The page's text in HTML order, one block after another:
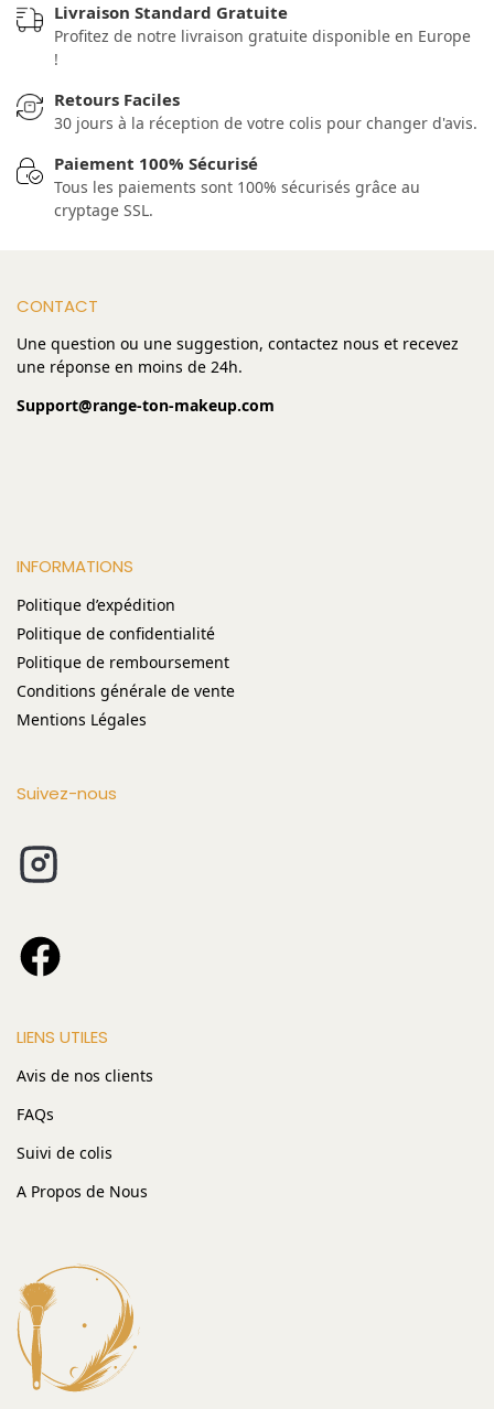
Livraison Standard Gratuite
Profitez de notre livraison gratuite disponible en Europe
!
Retours Faciles
30 jours à la réception de votre colis pour changer d'avis.
Paiement 100% Sécurisé
Tous les paiements sont 100% sécurisés grâce au
cryptage SSL.
CONTACT
Une question ou une suggestion, contactez nous et recevez
une réponse en moins de 24h.
Support@range-ton-makeup.com
INFORMATIONS
Politique d’expédition
Politique de confidentialité
Politique de remboursement
Conditions générale de vente
Mentions Légales
Suivez-nous
LIENS UTILES
Avis de nos clients
FAQs
Suivi de colis
A Propos de Nous